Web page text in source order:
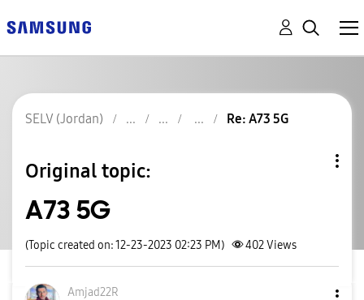
SELV (Jordan) Re: A73 5G
Original topic:
A73 5G
(Topic created on: 12-23-2023 02:23 PM) 402Views
Amjad22R